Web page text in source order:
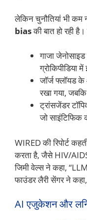
लेकिन चुनौतियां भी कम
biasकी बात हो रही
गाजा
ग्रोकिपीडिया
जॉर्ज फ्लॉयड के
रखा गया,
ट्रांसजेंडर
जो
WIRED की रिपोर्ट
करता है, जैसे HIV/AIDS
जिमी वेल्स ने कहा,
फाउंडर लैरी सेंगर ने
AI एजुकेशन और